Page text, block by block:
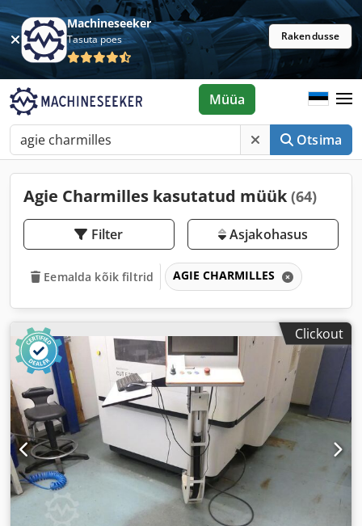
Machineseeker
Tasuta poes Rakendusse
Otsima
Müüa
Agie Charmilles kasutatud müük (64)
Filter Asjakohasus
Eemalda kõik filtrid AGIE CHARMILLES
Clickout